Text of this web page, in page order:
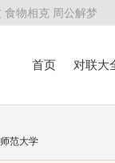
食物相克 周公解梦
首页
对联大
范大学